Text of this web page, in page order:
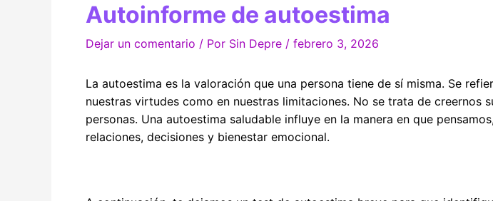
Autoinforme de autoestima
Dejar un comentario / Por Sin Depre / febrero 3, 2026
La autoestima es la valoración que una persona tiene de sí misma. Se
nuestras virtudes como en nuestras limitaciones. No se trata de
personas. Una autoestima saludable influye en la manera en que
relaciones, decisiones y bienestar emocional.